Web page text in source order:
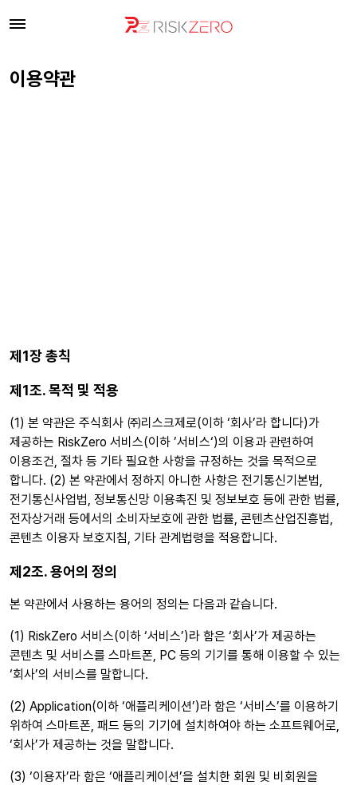
이용약관
제1장 총칙
제1조. 목적 및 적용
(1) 본 약관은 주식회사 ㈜리스크제로(이하 ‘회사’라 합니다)가
제공하는 RiskZero 서비스(이하 ’서비스‘)의 이용과 관련하여
이용조건, 절차 등 기타 필요한 사항을 규정하는 것을 목적으로
합니다. (2) 본 약관에서 정하지 아니한 사항은 전기통신기본법,
전기통신사업법, 정보통신망 이용촉진 및 정보보호 등에 관한 법률,
전자상거래 등에서의 소비자보호에 관한 법률, 콘텐츠산업진흥법,
콘텐츠 이용자 보호지침, 기타 관계법령을 적용합니다.
제2조. 용어의 정의
본 약관에서 사용하는 용어의 정의는 다음과 같습니다.
(1) RiskZero 서비스(이하 ‘서비스’)라 함은 ‘회사’가 제공하는
콘텐츠 및 서비스를 스마트폰, PC 등의 기기를 통해 이용할 수 있는
‘회사’의 서비스를 말합니다.
(2) Application(이하 ‘애플리케이션’)라 함은 ‘서비스’를 이용하기
위하여 스마트폰, 패드 등의 기기에 설치하여야 하는 소프트웨어로,
‘회사’가 제공하는 것을 말합니다.
(3) ‘이용자’라 함은 ‘애플리케이션’을 설치한 회원 및 비회원을